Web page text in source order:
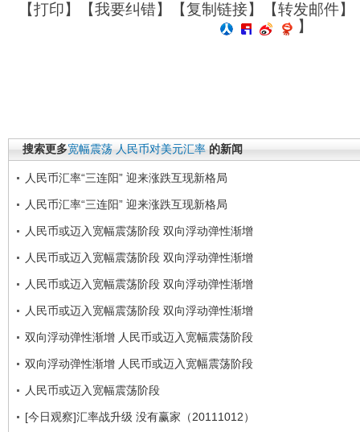
【打印】【我要纠错】【复制链接】【转发邮件】
】
搜索更多宽幅震荡 人民币对美元汇率 的新闻
人民币汇率“三连阳” 迎来涨跌互现新格局
人民币汇率“三连阳” 迎来涨跌互现新格局
人民币或迈入宽幅震荡阶段 双向浮动弹性渐增
人民币或迈入宽幅震荡阶段 双向浮动弹性渐增
人民币或迈入宽幅震荡阶段 双向浮动弹性渐增
人民币或迈入宽幅震荡阶段 双向浮动弹性渐增
双向浮动弹性渐增 人民币或迈入宽幅震荡阶段
双向浮动弹性渐增 人民币或迈入宽幅震荡阶段
人民币或迈入宽幅震荡阶段
[今日观察]汇率战升级 没有赢家（20111012）